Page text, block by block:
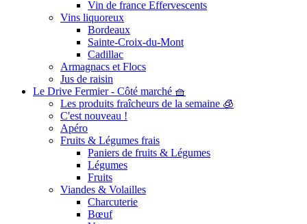
Vin de france Effervescents
Vins liquoreux
Bordeaux
Sainte-Croix-du-Mont
Cadillac
Armagnacs et Flocs
Jus de raisin
Le Drive Fermier - Côté marché 🧺
Les produits fraîcheurs de la semaine 🧊
C'est nouveau !
Apéro
Fruits & Légumes frais
Paniers de fruits & Légumes
Légumes
Fruits
Viandes & Volailles
Charcuterie
Bœuf